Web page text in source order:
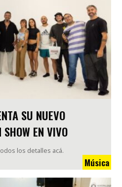
SU NUEVO
EN VIVO
los detalles acá.
Música